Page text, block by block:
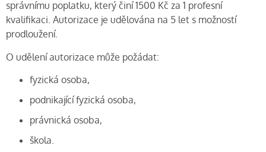
správnímu poplatku, který činí 1500 Kč za 1 profesní
kvalifikaci. Autorizace je udělována na 5 let s možností
prodloužení.
O udělení autorizace může požádat:
fyzická osoba,
podnikající fyzická osoba,
právnická osoba,
škola.